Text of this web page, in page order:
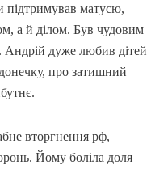
підтримував матусю,
а й ділом. Був чудовим
Андрій дуже любив дітей
про затишний
вторгнення рф,
Йому боліла доля